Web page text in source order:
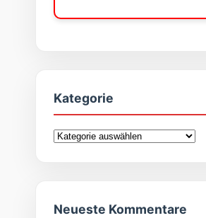
Kategorie
Kategorie
Neueste Kommentare